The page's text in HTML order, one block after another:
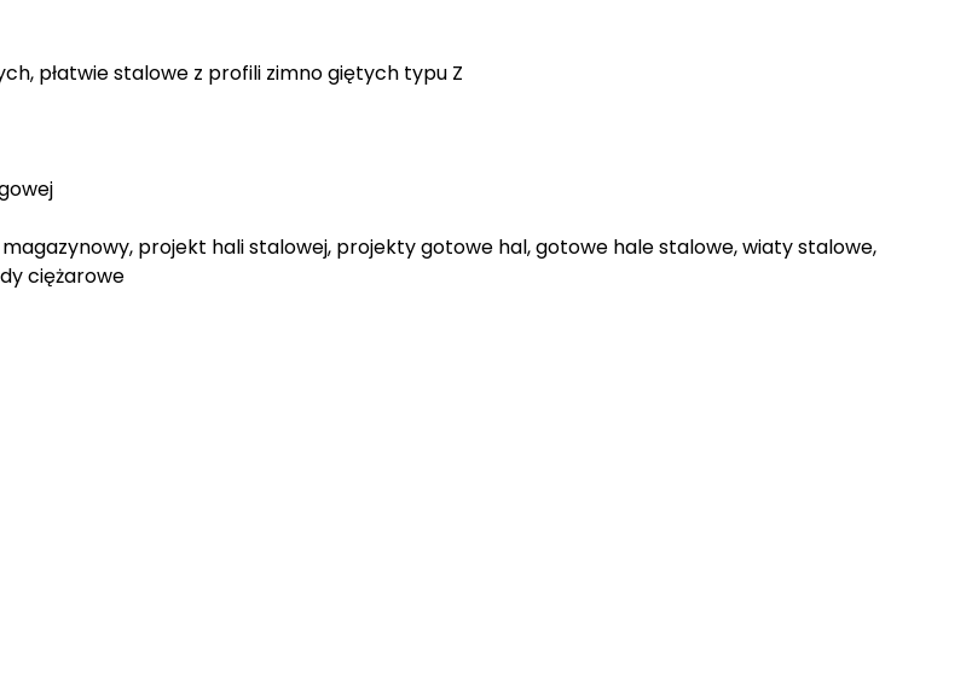
płatwie stalowe z profili zimno giętych typu Z
projekt hali stalowej, projekty gotowe hal, gotowe hale stalowe, wiaty stalowe,
ciężarowe